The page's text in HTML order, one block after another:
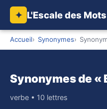
✦ L'Escale des Mots
Accueil Synonymes
Synonymes de «
verbe • 10 lettres